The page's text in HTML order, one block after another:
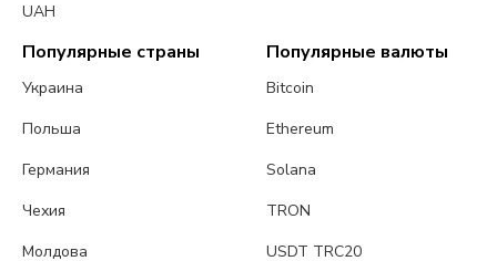
UAH
Популярные страны
Украина
Польша
Германия
Чехия
Молдова
Популярные валюты
Bitcoin
Ethereum
Solana
TRON
USDT TRC20